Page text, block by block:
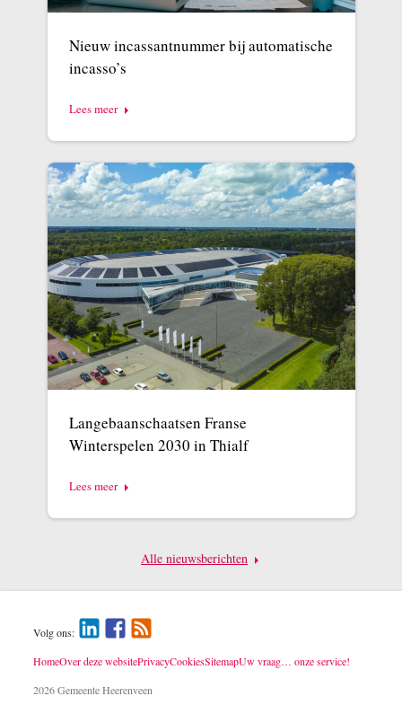
Nieuw incassantnummer bij automatische
incasso’s
Lees meer
Langebaanschaatsen Franse
Winterspelen 2030 in Thialf
Lees meer
Alle nieuwsberichten
Volg ons:
HomeOver deze websitePrivacyCookiesSitemapUw vraag… onze service!
2026 Gemeente Heerenveen